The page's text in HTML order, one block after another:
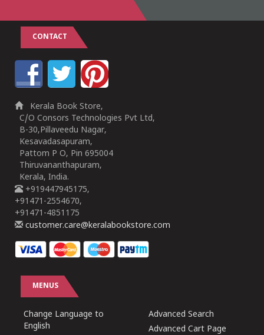
CONTACT
Kerala Book Store,
C/O Consors Technologies Pvt Ltd,
B-30,Pillaveedu Nagar,
Kesavadasapuram,
Pattom P O, Pin 695004
Thiruvananthapuram,
Kerala, India.
+919447945175,
+91471-2554670,
+91471-4851175
customer.care@keralabookstore.com
MENUS
Change Language to
English
Advanced Search
Advanced Cart Page